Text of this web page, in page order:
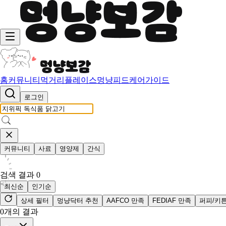
홈커뮤니티 먹거리 플레이스멍냥피드케어가이드
로그인
커뮤니티 사료 영양제 간식
검색 결과 0
최신순
인기순
상세 필터
멍냥닥터 추천 AAFCO 만족 FEDIAF 만족 퍼피/키
0개의 결과